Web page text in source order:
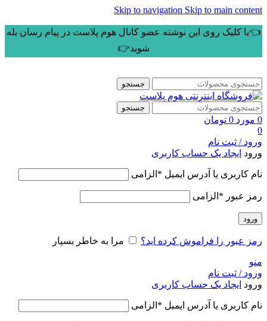
Skip to navigation Skip to main content
👈با کلیک روی این نوشته عضو کانال هوم پلاست در پیام رسان بله
شوید👉
جستجو
جستجو
0 مورد 0 تومان
0
ورود / ثبت نام
ورود ایجاد یک حساب کاربری
نام کاربری یا آدرس ایمیل * الزامی
رمز عبور * الزامی
ورود
رمز عبور را فراموش کرده اید؟ مرا به خاطر بسپار
منو
ورود / ثبت نام
ورود ایجاد یک حساب کاربری
نام کاربری یا آدرس ایمیل * الزامی